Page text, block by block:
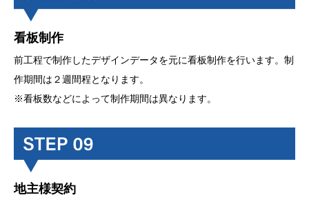
看板制作
前工程で制作したデザインデータを元に看板制作を行います。制
作期間は２週間程となります。
※看板数などによって制作期間は異なります。
地主様契約